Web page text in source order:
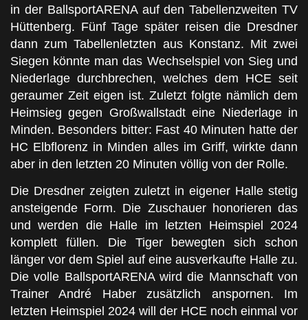
in der BallsportARENA auf den Tabellenzweiten TV
Hüttenberg. Fünf Tage später reisen die Dresdner
dann zum Tabellenletzten aus Konstanz. Mit zwei
Siegen könnte man das Wechselspiel von Sieg und
Niederlage durchbrechen, welches dem HCE seit
geraumer Zeit eigen ist. Zuletzt folgte nämlich dem
Heimsieg gegen Großwallstadt eine Niederlage in
Minden. Besonders bitter: Fast 40 Minuten hatte der
HC Elbflorenz in Minden alles im Griff, wirkte dann
aber in den letzten 20 Minuten völlig von der Rolle.
Die Dresdner zeigten zuletzt in eigener Halle stetig
ansteigende Form. Die Zuschauer honorieren das
und werden die Halle im letzten Heimspiel 2024
komplett füllen. Die Tiger bewegten sich schon
länger vor dem Spiel auf eine ausverkaufte Halle zu.
Die volle BallsportARENA wird die Mannschaft von
Trainer André Haber zusätzlich anspornen. Im
letzten Heimspiel 2024 will der HCE noch einmal vor